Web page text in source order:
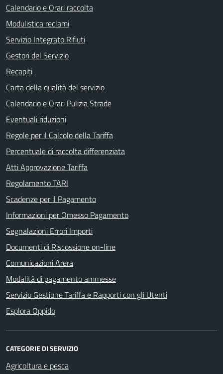
Calendario e Orari raccolta
Modulistica reclami
Servizio Integrato Rifiuti
Gestori del Servizio
Recapiti
Carta della qualità del servizio
Calendario e Orari Pulizia Strade
Eventuali riduzioni
Regole per il Calcolo della Tariffa
Percentuale di raccolta differenziata
Atti Approvazione Tariffa
Regolamento TARI
Scadenze per il Pagamento
Informazioni per Omesso Pagamento
Segnalazioni Errori Importi
Documenti di Riscossione on-line
Comunicazioni Arera
Modalità di pagamento ammesse
Servizio Gestione Tariffa e Rapporti con gli Utenti
Esplora Oppido
CATEGORIE DI SERVIZIO
Agricoltura e pesca